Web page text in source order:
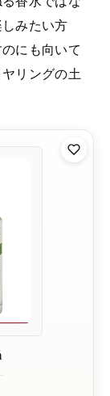
みたい方
にも向いて
リングの土